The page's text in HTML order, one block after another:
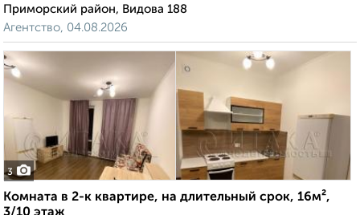
Приморский район, Видова 188
Агентство, 04.08.2026
3
Комната в 2-к квартире, на длительный срок, 16м²,